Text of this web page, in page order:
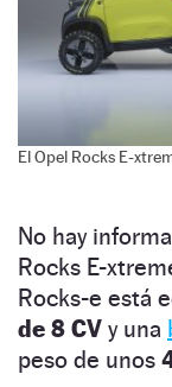
El Opel Rocks E-
No hay
Rocks E-
Rocks-e está
de 8 CV y una
peso de unos